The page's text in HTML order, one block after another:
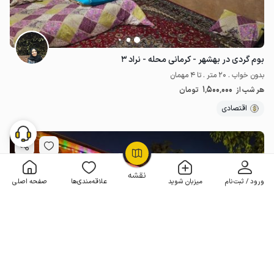
نقشه ورود / ثبت‌نام میزبان شوید علاقه‌مندی‌ها صفحه اصلی
OpenStreetMap
بوم گردی در بهشهر - کرمانی محله - نراد ۳
بدون خواب . 20 متر . تا 4 مهمان
هر شب از 1٬500٬000 تومان
اقتصادی